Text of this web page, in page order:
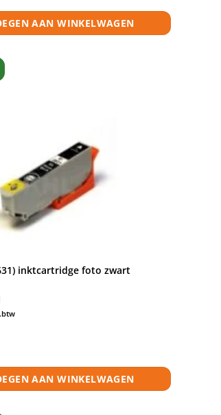
AAN WINKELWAGEN
inktcartridge foto zwart
inktcartridge foto zwart huismerk aantal
AAN WINKELWAGEN